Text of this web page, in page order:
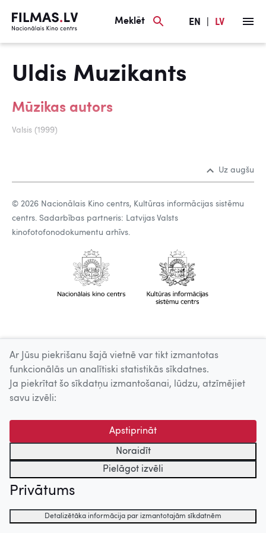
Meklēt EN LV
Uldis Muzikants
Mūzikas autors
Valsis (1999)
Uz augšu
© 2026 Nacionālais Kino centrs, Kultūras informācijas sistēmu
centrs. Sadarbības partneris: Latvijas Valsts
kinofotofonodokumentu arhīvs.
Ar Jūsu piekrišanu šajā vietnē var tikt izmantotas
funkcionālās un analītiski statistikās sīkdatnes.
Ja piekrītat šo sīkdatņu izmantošanai, lūdzu, atzīmējiet
savu izvēli:
Apstiprināt
Noraidīt
Pielāgot izvēli
Privātums
Detalizētāka informācija par izmantotajām sīkdatnēm